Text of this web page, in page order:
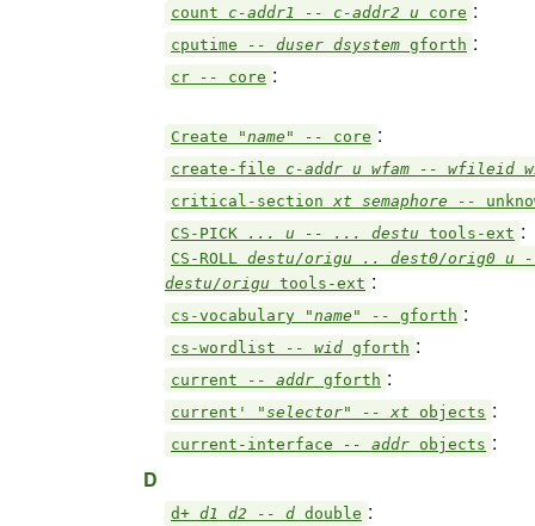
count c-addr1 -- c-addr2 u core :
cputime -- duser dsystem gforth :
cr -- core :
Create "name" -- core :
create-file c-addr u wfam -- wfileid
critical-section xt semaphore --
CS-PICK
... u -- ... destu tools-ext :
CS-ROLL destu/origu .. dest0/orig0 u
destu/origu tools-ext :
cs-vocabulary "name" -- gforth :
cs-wordlist -- wid gforth :
current -- addr gforth :
current' "selector" -- xt objects :
current-interface -- addr objects :
D
d+ d1 d2 -- d double :